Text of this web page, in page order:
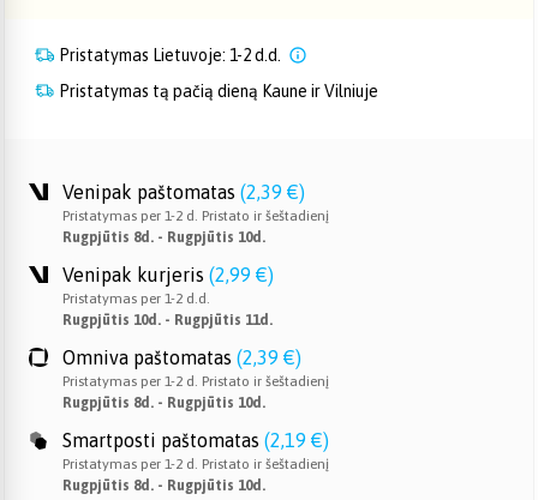
Pristatymas Lietuvoje: 1-2 d.d.
Pristatymas tą pačią dieną Kaune ir Vilniuje
Venipak paštomatas (2,39 €)
Pristatymas per 1-2 d. Pristato ir šeštadienį
Rugpjūtis 8d. - Rugpjūtis 10d.
Venipak kurjeris (2,99 €)
Pristatymas per 1-2 d.d.
Rugpjūtis 10d. - Rugpjūtis 11d.
Omniva paštomatas (2,39 €)
Pristatymas per 1-2 d. Pristato ir šeštadienį
Rugpjūtis 8d. - Rugpjūtis 10d.
Smartposti paštomatas (2,19 €)
Pristatymas per 1-2 d. Pristato ir šeštadienį
Rugpjūtis 8d. - Rugpjūtis 10d.